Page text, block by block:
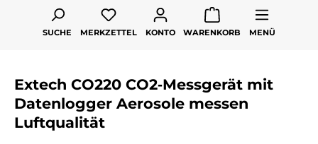
SUCHE
Du hast 0 Produkte auf dem
MERKZETTEL KONTO WARENKORB MENÜ
Extech CO220 CO2‐Messgerät mit
Datenlogger Aerosole messen
Luftqualität